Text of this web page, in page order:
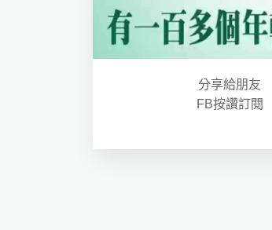
分享給朋友
FB按讚訂閱